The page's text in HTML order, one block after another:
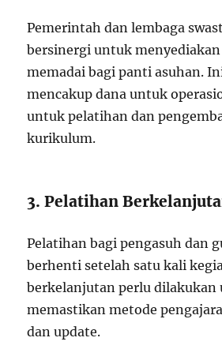
Pemerintah dan lembaga
bersinergi untuk menyediakan
memadai bagi panti asuhan.
mencakup dana untuk
untuk pelatihan dan
kurikulum.
3. Pelatihan
Pelatihan bagi pengasuh dan
berhenti setelah satu kali
berkelanjutan perlu dilakukan
memastikan metode
dan update.